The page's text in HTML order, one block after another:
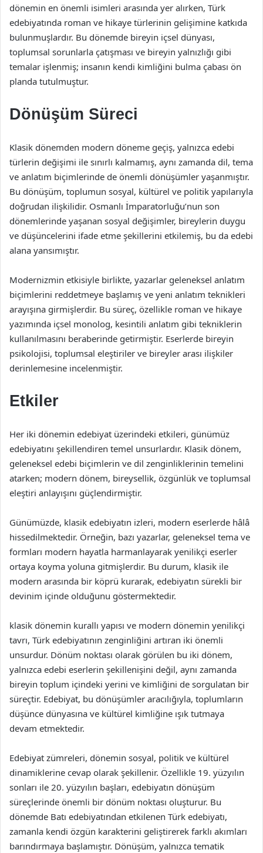
dönemin en önemli isimleri arasında yer alırken, Türk
edebiyatında roman ve hikaye türlerinin gelişimine katkıda
bulunmuşlardır. Bu dönemde bireyin içsel dünyası,
toplumsal sorunlarla çatışması ve bireyin yalnızlığı gibi
temalar işlenmiş; insanın kendi kimliğini bulma çabası ön
planda tutulmuştur.
Dönüşüm Süreci
Klasik dönemden modern döneme geçiş, yalnızca edebi
türlerin değişimi ile sınırlı kalmamış, aynı zamanda dil, tema
ve anlatım biçimlerinde de önemli dönüşümler yaşanmıştır.
Bu dönüşüm, toplumun sosyal, kültürel ve politik yapılarıyla
doğrudan ilişkilidir. Osmanlı İmparatorluğu’nun son
dönemlerinde yaşanan sosyal değişimler, bireylerin duygu
ve düşüncelerini ifade etme şekillerini etkilemiş, bu da edebi
alana yansımıştır.
Modernizmin etkisiyle birlikte, yazarlar geleneksel anlatım
biçimlerini reddetmeye başlamış ve yeni anlatım teknikleri
arayışına girmişlerdir. Bu süreç, özellikle roman ve hikaye
yazımında içsel monolog, kesintili anlatım gibi tekniklerin
kullanılmasını beraberinde getirmiştir. Eserlerde bireyin
psikolojisi, toplumsal eleştiriler ve bireyler arası ilişkiler
derinlemesine incelenmiştir.
Etkiler
Her iki dönemin edebiyat üzerindeki etkileri, günümüz
edebiyatını şekillendiren temel unsurlardır. Klasik dönem,
geleneksel edebi biçimlerin ve dil zenginliklerinin temelini
atarken; modern dönem, bireysellik, özgünlük ve toplumsal
eleştiri anlayışını güçlendirmiştir.
Günümüzde, klasik edebiyatın izleri, modern eserlerde hâlâ
hissedilmektedir. Örneğin, bazı yazarlar, geleneksel tema ve
formları modern hayatla harmanlayarak yenilikçi eserler
ortaya koyma yoluna gitmişlerdir. Bu durum, klasik ile
modern arasında bir köprü kurarak, edebiyatın sürekli bir
devinim içinde olduğunu göstermektedir.
klasik dönemin kurallı yapısı ve modern dönemin yenilikçi
tavrı, Türk edebiyatının zenginliğini artıran iki önemli
unsurdur. Dönüm noktası olarak görülen bu iki dönem,
yalnızca edebi eserlerin şekillenişini değil, aynı zamanda
bireyin toplum içindeki yerini ve kimliğini de sorgulatan bir
süreçtir. Edebiyat, bu dönüşümler aracılığıyla, toplumların
düşünce dünyasına ve kültürel kimliğine ışık tutmaya
devam etmektedir.
Edebiyat zümreleri, dönemin sosyal, politik ve kültürel
dinamiklerine cevap olarak şekillenir. Özellikle 19. yüzyılın
sonları ile 20. yüzyılın başları, edebiyatın dönüşüm
süreçlerinde önemli bir dönüm noktası oluşturur. Bu
dönemde Batı edebiyatından etkilenen Türk edebiyatı,
zamanla kendi özgün karakterini geliştirerek farklı akımları
barındırmaya başlamıştır. Dönüşüm, yalnızca tematik